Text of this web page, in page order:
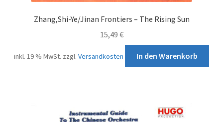
Zhang,Shi-Ye/Jinan Frontiers – The Rising Sun
15,49 €
inkl. 19 % MwSt. zzgl.Versandkosten In den Warenkorb